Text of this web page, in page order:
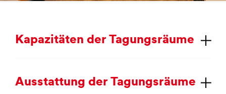
Ka­pa­zi­tä­ten der Ta­gungs­räu­me
Aus­stat­tung der Ta­gungs­räu­me